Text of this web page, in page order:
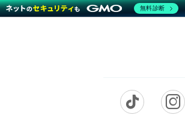
無料診断